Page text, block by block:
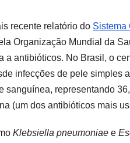
recente relatório do Sistema
Organização Mundial da
a antibióticos. No Brasil, o
infecções de pele simples
sanguínea, representando
(um dos antibióticos mais
Klebsiella pneumoniae e